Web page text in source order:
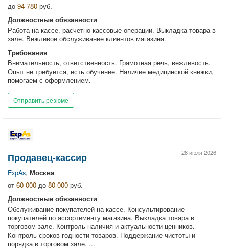
до 94 780 руб.
Должностные обязанности
Работа на кассе, расчетно-кассовые операции. Выкладка товара в
зале. Вежливое обслуживание клиентов магазина.
Требования
Внимательность, ответственность. Грамотная речь, вежливость.
Опыт не требуется, есть обучение. Наличие медицинской книжки,
помогаем с оформлением.
Отправить резюме
28 июля 2026
Продавец-кассир
ExpAs, Москва
от 60 000 до 80 000 руб.
Должностные обязанности
Обслуживание покупателей на кассе. Консультирование
покупателей по ассортименту магазина. Выкладка товара в
торговом зале. Контроль наличия и актуальности ценников.
Контроль сроков годности товаров. Поддержание чистоты и
порядка в торговом зале. ...